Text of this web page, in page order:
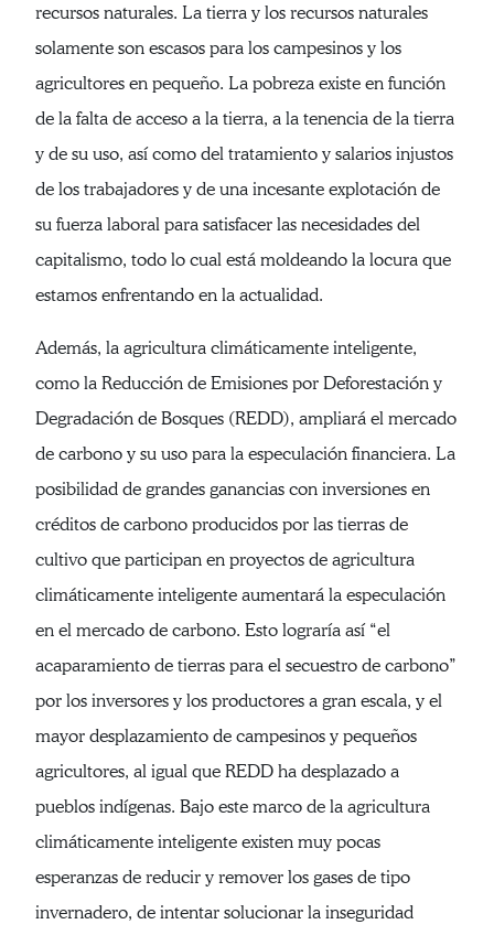
recursos naturales. La tierra y los recursos naturales
solamente son escasos para los campesinos y los
agricultores en pequeño. La pobreza existe en función
de la falta de acceso a la tierra, a la tenencia de la tierra
y de su uso, así como del tratamiento y salarios injustos
de los trabajadores y de una incesante explotación de
su fuerza laboral para satisfacer las necesidades del
capitalismo, todo lo cual está moldeando la locura que
estamos enfrentando en la actualidad.
Además, la agricultura climáticamente inteligente,
como la Reducción de Emisiones por Deforestación y
Degradación de Bosques (REDD), ampliará el mercado
de carbono y su uso para la especulación financiera. La
posibilidad de grandes ganancias con inversiones en
créditos de carbono producidos por las tierras de
cultivo que participan en proyectos de agricultura
climáticamente inteligente aumentará la especulación
en el mercado de carbono. Esto lograría así “el
acaparamiento de tierras para el secuestro de carbono”
por los inversores y los productores a gran escala, y el
mayor desplazamiento de campesinos y pequeños
agricultores, al igual que REDD ha desplazado a
pueblos indígenas. Bajo este marco de la agricultura
climáticamente inteligente existen muy pocas
esperanzas de reducir y remover los gases de tipo
invernadero, de intentar solucionar la inseguridad